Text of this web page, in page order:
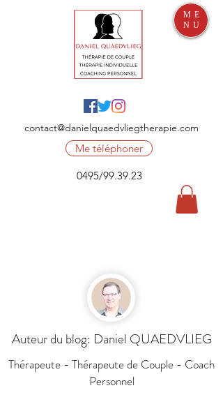
contact@danielquaedvliegtherapie.com
Me téléphoner
0495/99.39.23
ME
NU
Auteur du blog: Daniel QUAEDVLIEG
Thérapeute - Thérapeute de Couple - Coach
Personnel